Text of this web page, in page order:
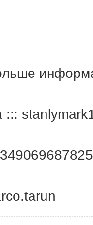
:::